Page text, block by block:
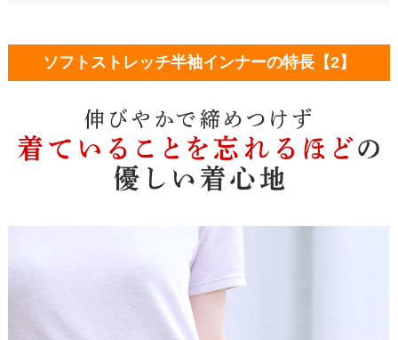
ソフトストレッチ半袖インナーの特長【2】